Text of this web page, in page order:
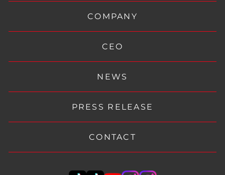
COMPANY
CEO
NEWS
PRESS RELEASE
CONTACT